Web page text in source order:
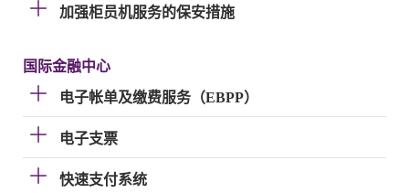
加强柜员机服务的保安措施
国际金融中心
电子帐单及缴费服务（EBPP）
电子支票
快速支付系统